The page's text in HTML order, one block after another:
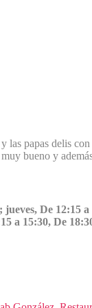
las papas delis
bueno y
De 12:15
a 15:30, De